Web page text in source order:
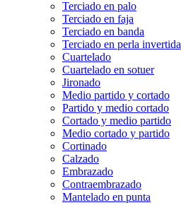
Terciado en palo
Terciado en faja
Terciado en banda
Terciado en perla invertida
Cuartelado
Cuartelado en sotuer
Jironado
Medio partido y cortado
Partido y medio cortado
Cortado y medio partido
Medio cortado y partido
Cortinado
Calzado
Embrazado
Contraembrazado
Mantelado en punta